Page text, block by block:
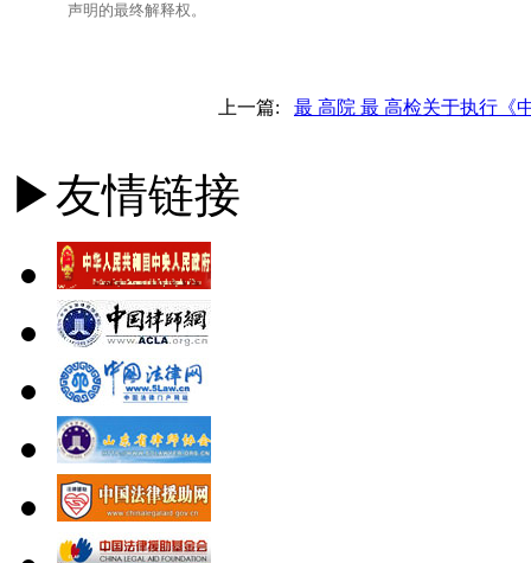
声明的最终解释权。
上一篇: 最 高院 最 高检关于执行《
▶友情链接